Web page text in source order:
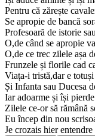
Pentru că zărește
Se apropie de bancă
Profesoară de istorie
O,de când se apropie
O,de ce trec zilele așa
Frunzele și florile cad
Viața-i tristă,dar e
Și Infanta sau Ducesa
Iar adoarme și își
Zilele ce-or să rămână
Eu încep din nou
Je crozais hier